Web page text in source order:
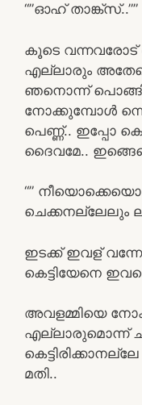
“”ഓഹ് താങ്ക്സ്..””
കൂടെ
എല്ലാരും
ഞനൊന്ന്
നോക്കുമ്പോൾ
പെണ്ണ്.. ഇപ്പോ
ദൈവമേ..
“”
ചെക്കനല്ലേലും
ഇടക്ക് ഇവള്
കെട്ടിയേനെ
അവളമ്മിയെ
എല്ലാരുമൊന്ന്
മതി..